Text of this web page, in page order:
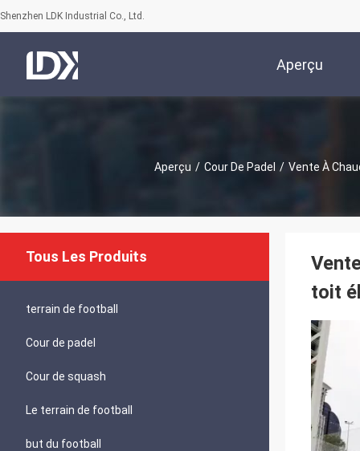
Shenzhen LDK Industrial Co., Ltd.
Aperçu
Aperçu / Cour De Padel / Vente À
Tous Les Produits
terrain de football
Cour de padel
Cour de squash
Le terrain de football
but du football
toit